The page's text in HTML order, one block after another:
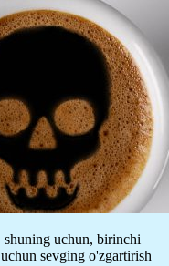
uchun, birinchi
sevging o'zgartirish